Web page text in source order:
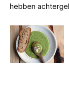
hebben